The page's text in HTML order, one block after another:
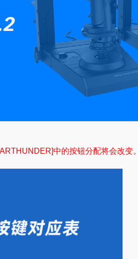
中的按钮分配将会改变